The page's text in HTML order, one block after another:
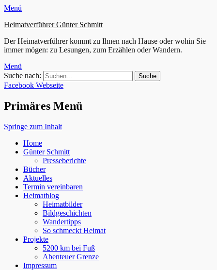
Menü
Heimatverführer Günter Schmitt
Der Heimatverführer kommt zu Ihnen nach Hause oder wohin Sie
immer mögen: zu Lesungen, zum Erzählen oder Wandern.
Menü
Suche nach:
Facebook Webseite
Primäres Menü
Springe zum Inhalt
Home
Günter Schmitt
Presseberichte
Bücher
Aktuelles
Termin vereinbaren
Heimatblog
Heimatbilder
Bildgeschichten
Wandertipps
So schmeckt Heimat
Projekte
5200 km bei Fuß
Abenteuer Grenze
Impressum